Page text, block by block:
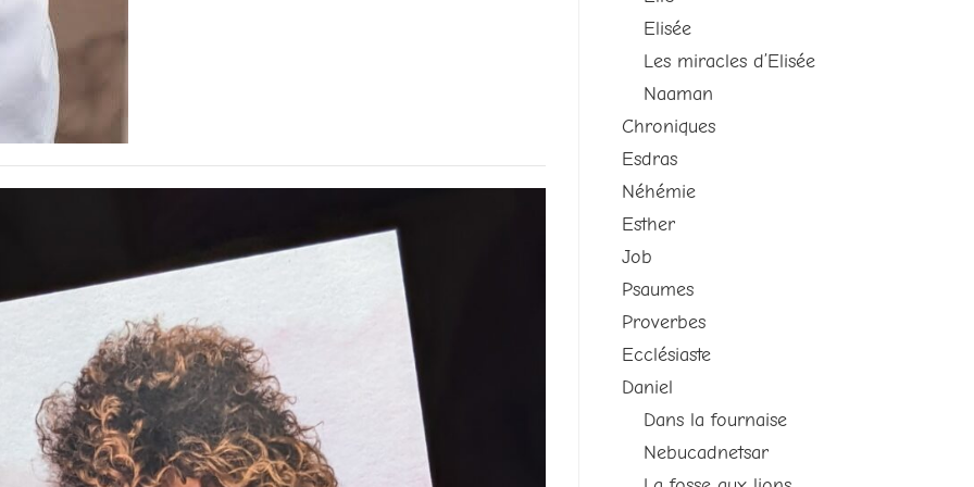
Elisée
Les miracles d’Elisée
Naaman
Chroniques
Esdras
Néhémie
Esther
Job
Psaumes
Proverbes
Ecclésiaste
Daniel
Dans la fournaise
Nebucadnetsar